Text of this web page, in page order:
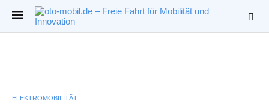
ELEKTROMOBILITÄT